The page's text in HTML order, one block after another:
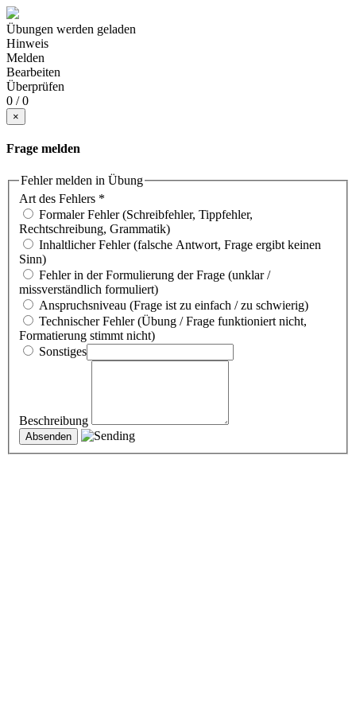
Übungen werden geladen
Hinweis
Melden
Bearbeiten
Überprüfen
0 / 0
×
Frage melden
Fehler melden in Übung
Art des Fehlers *
Formaler Fehler (Schreibfehler, Tippfehler,
Rechtschreibung, Grammatik)
Inhaltlicher Fehler (falsche Antwort, Frage ergibt keinen
Sinn)
Fehler in der Formulierung der Frage (unklar /
missverständlich formuliert)
Anspruchsniveau (Frage ist zu einfach / zu schwierig)
Technischer Fehler (Übung / Frage funktioniert nicht,
Formatierung stimmt nicht)
Sonstiges
Beschreibung